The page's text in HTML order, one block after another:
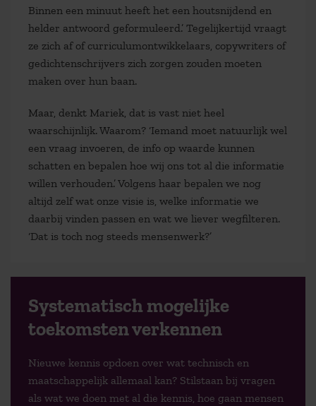
Binnen een minuut heeft het een houtsnijdend en
helder antwoord geformuleerd.’ Tegelijkertijd vraagt
ze zich af of curriculumontwikkelaars, copywriters of
gedichtenschrijvers zich zorgen zouden moeten
maken over hun baan.
Maar, denkt Mariek, dat is vast niet heel
waarschijnlijk. Waarom? ‘Iemand moet natuurlijk wel
een vraag invoeren, de info op waarde kunnen
schatten en bepalen hoe wij ons tot al die informatie
willen verhouden.’ Volgens haar bepalen we nog
altijd zelf wat onze visie is, welke informatie we
daarbij vinden passen en wat we liever wegfilteren.
‘Dat is toch nog steeds mensenwerk?’
Systematisch mogelijke
toekomsten verkennen
Nieuwe kennis opdoen over wat technisch en
maatschappelijk allemaal kan? Stilstaan bij vragen
als wat we doen met al die kennis, hoe gaan mensen